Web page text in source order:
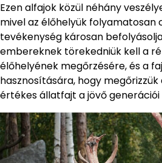
Ezen alfajok közül néhány
mivel az élőhelyük folyamatosan
tevékenység károsan
embereknek törekedniük kell a
élőhelyének megőrzésére, és a
hasznosítására, hogy
értékes állatfajt a jövő generációi